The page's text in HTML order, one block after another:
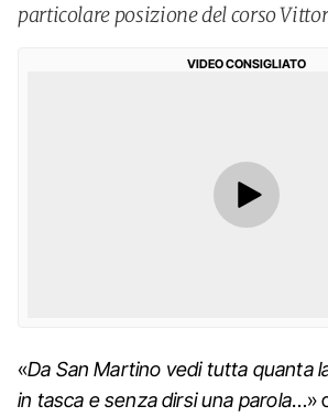
particolare posizione del corso
VIDEO CONSIGLIATO
«Da San Martino vedi tutta quanta
in tasca e senza dirsi una parola…»